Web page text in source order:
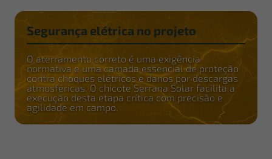
Segurança elétrica no projeto
O aterramento correto é uma exigência
normativa e uma camada essencial de proteção
contra choques elétricos e danos por descargas
atmosféricas. O chicote Serrana Solar facilita a
execução desta etapa crítica com precisão e
agilidade em campo.